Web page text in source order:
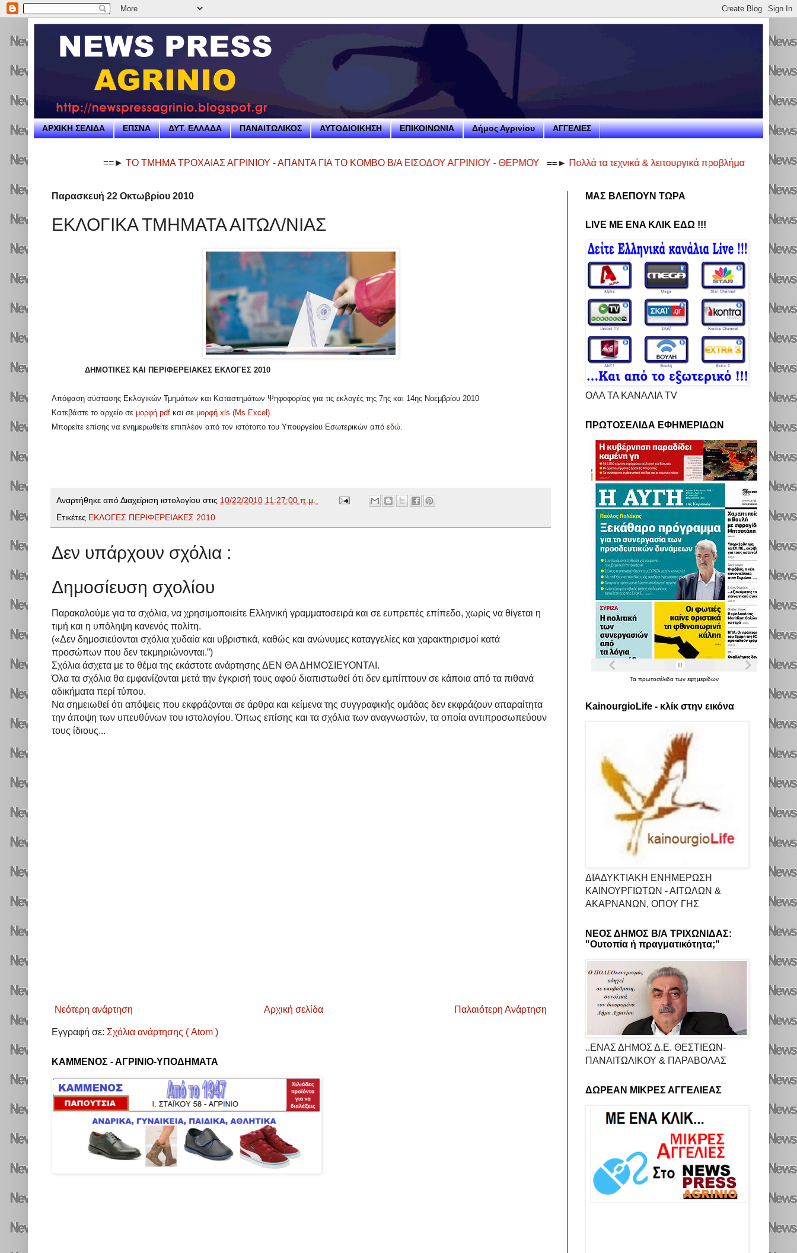
ΑΡΧΙΚΗ ΣΕΛΙΔΑ ΕΠΣΝΑ ΔΥΤ. ΕΛΛΑΔΑ ΠΑΝΑΙΤΩΛΙΚΟΣ ΑΥΤΟΔΙΟΙΚΗΣΗ ΕΠΙΚΟΙΝΩΝΙΑ Δήμος Αγρινίου ΑΓΓΕΛΙΕΣ
ΤΟ ΤΜΗΜΑ ΤΡΟΧΑΙΑΣ ΑΓΡΙΝΙΟΥ - ΑΠΑΝΤΑ ΓΙΑ ΤΟ ΚΟΜΒΟ Β/Α ΕΙΣΟΔΟΥ ΑΓΡΙΝΙΟΥ - ΘΕΡΜΟΥ ==► Πολλά τα τεχνικά & λειτουργικά προβλήματα στο νέο Κυκλικό
Παρασκευή 22 Οκτωβρίου 2010
ΕΚΛΟΓΙΚΑ ΤΜΗΜΑΤΑ ΑΙΤΩΛ/ΝΙΑΣ
ΔΗΜΟΤΙΚΕΣ ΚΑΙ ΠΕΡΙΦΕΡΕΙΑΚΕΣ ΕΚΛΟΓΕΣ 2010
Απόφαση σύστασης Εκλογικών Τμημάτων και Καταστημάτων Ψηφοφορίας για τις εκλογές της 7ης και 14ης Νοεμβρίου 2010
Κατεβάστε το αρχείο σε μορφή pdf και σε μορφή xls (Ms Excel)
Μπορείτε επίσης να ενημερωθείτε επιπλέον από τον ιστότοπο του Υπουργείου Εσωτερικών από εδώ
Αναρτήθηκε απόΔιαχείριση ιστολογίου στις 10/22/2010 11:27:00 π.μ.
Ετικέτες ΕΚΛΟΓΕΣ ΠΕΡΙΦΕΡΕΙΑΚΕΣ 2010
Δεν υπάρχουν σχόλια :
Δημοσίευση σχολίου
Παρακαλούμε για τα σχόλια, να χρησιμοποιείτε Ελληνική γραμματοσειρά και σε ευπρεπές επίπεδο, χωρίς να θίγεται η
τιμή και η υπόληψη κανενός πολίτη.
(«Δεν δημοσιεύονται σχόλια χυδαία και υβριστικά, καθώς και ανώνυμες καταγγελίες και χαρακτηρισμοί κατά
προσώπων που δεν τεκμηριώνονται.”)
Σχόλια άσχετα με το θέμα της εκάστοτε ανάρτησης ΔΕΝ ΘΑ ΔΗΜΟΣΙΕΥΟΝΤΑΙ.
Όλα τα σχόλια θα εμφανίζονται μετά την έγκρισή τους αφού διαπιστωθεί ότι δεν εμπίπτουν σε κάποια από τα πιθανά
αδικήματα περί τύπου.
Να σημειωθεί ότι απόψεις που εκφράζονται σε άρθρα και κείμενα της συγγραφικής ομάδας δεν εκφράζουν απαραίτητα
την άποψη των υπευθύνων του ιστολογίου. Όπως επίσης και τα σχόλια των αναγνωστών, τα οποία αντιπροσωπεύουν
τους ίδιους...
Νεότερη ανάρτηση Παλαιότερη Ανάρτηση
Αρχική σελίδα
Εγγραφή σε: Σχόλια ανάρτησης ( Atom )
ΚΑΜΜΕΝΟΣ - ΑΓΡΙΝΙΟ-ΥΠΟΔΗΜΑΤΑ
ΜΑΣ ΒΛΕΠΟΥΝ ΤΩΡΑ
LIVE ME ENA ΚΛΙΚ ΕΔΩ !!!
ΟΛΑ ΤΑ ΚΑΝΑΛΙΑ TV
ΠΡΩΤΟΣΕΛΙΔΑ ΕΦΗΜΕΡΙΔΩΝ
Τα πρωτοσέλιδα των εφημερίδων
KainourgioLife - κλίκ στην εικόνα
ΔΙΑΔΥΚΤΙΑΚΗ ΕΝΗΜΕΡΩΣΗ
ΚΑΙΝΟΥΡΓΙΩΤΩΝ - ΑΙΤΩΛΩΝ &
ΑΚΑΡΝΑΝΩΝ, ΟΠΟΥ ΓΗΣ
ΝΕΟΣ ΔΗΜΟΣ Β/Α ΤΡΙΧΩΝΙΔΑΣ:
"Ουτοπία ή πραγματικότητα;"
..ΕΝΑΣ ΔΗΜΟΣ Δ.Ε. ΘΕΣΤΙΕΩΝ-
ΠΑΝΑΙΤΩΛΙΚΟΥ & ΠΑΡΑΒΟΛΑΣ
ΔΩΡΕΑΝ ΜΙΚΡΕΣ ΑΓΓΕΛΙΕΑΣ